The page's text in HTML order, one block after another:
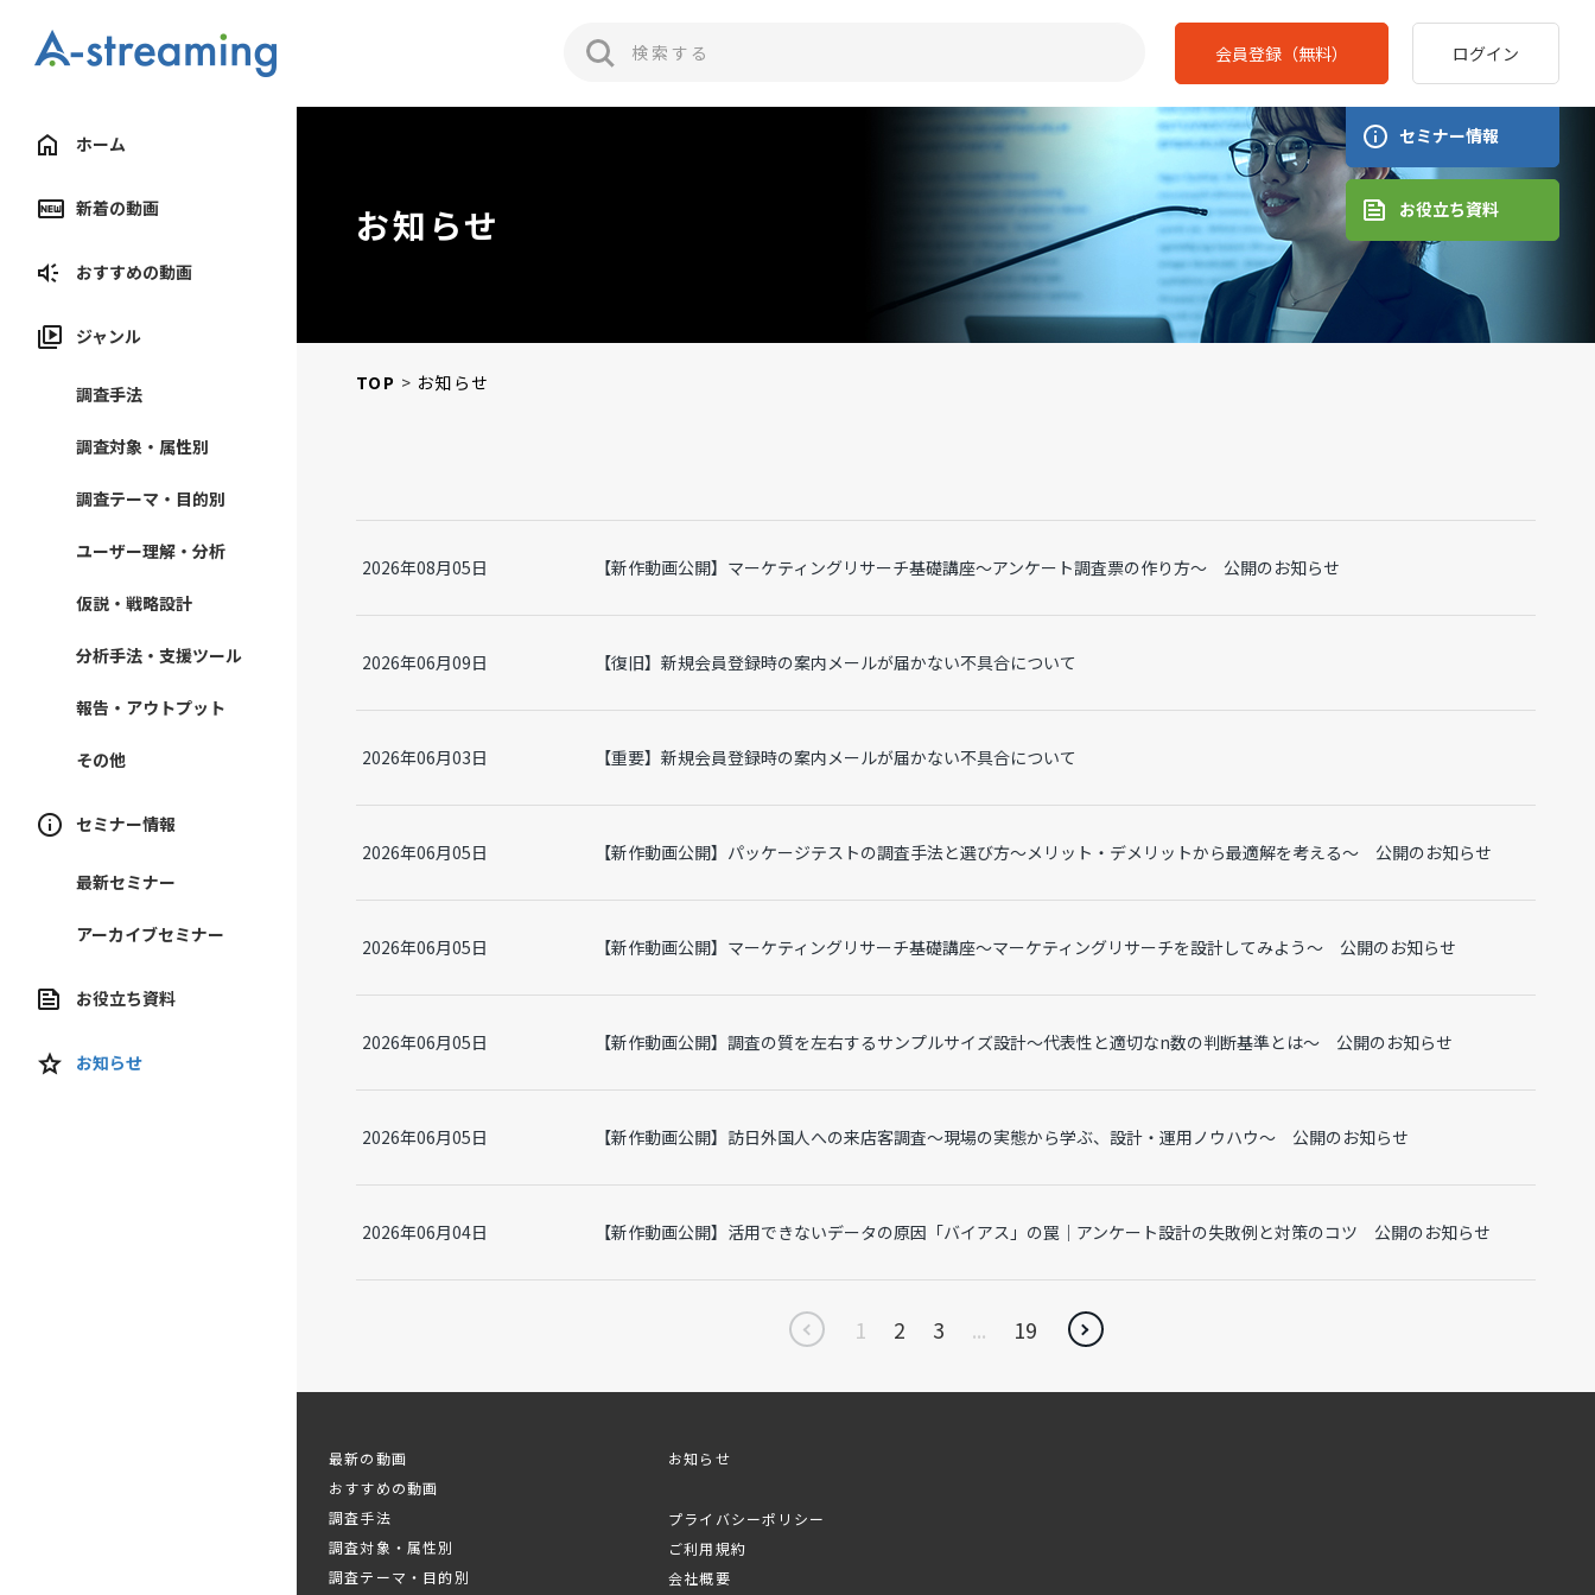
会員登録（無料） ログイン
ホーム
新着の動画
おすすめの動画
ジャンル
調査手法
調査対象・属性別
調査テーマ・目的別
ユーザー理解・分析
仮説・戦略設計
分析手法・支援ツール
報告・アウトプット
その他
セミナー情報
最新セミナー
アーカイブセミナー
お役立ち資料
お知らせ
お知らせ
TOP お知らせ
2026年08月05日 【新作動画公開】マーケティングリサーチ基礎講座～アンケート調査票の作り方～ 公開のお知らせ
2026年06月09日 【復旧】新規会員登録時の案内メールが届かない不具合について
2026年06月03日 【重要】新規会員登録時の案内メールが届かない不具合について
2026年06月05日 【新作動画公開】パッケージテストの調査手法と選び方～メリット・デメリットから最適解を考える～ 公開のお知らせ
2026年06月05日 【新作動画公開】マーケティングリサーチ基礎講座～マーケティングリサーチを設計してみよう～ 公開のお知らせ
2026年06月05日 【新作動画公開】調査の質を左右するサンプルサイズ設計～代表性と適切なn数の判断基準とは～ 公開のお知らせ
2026年06月05日 【新作動画公開】訪日外国人への来店客調査～現場の実態から学ぶ、設計・運用ノウハウ～ 公開のお知らせ
2026年06月04日 【新作動画公開】活用できないデータの原因「バイアス」の罠｜アンケート設計の失敗例と対策のコツ 公開のお知らせ
< 1 2 3 ... 19 >
最新の動画
おすすめの動画
調査手法
調査対象・属性別
調査テーマ・目的別
お知らせ
プライバシーポリシー
ご利用規約
会社概要
セミナー情報
お役立ち資料